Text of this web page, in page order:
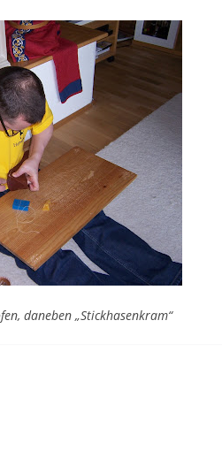
daneben „Stickhasenkram“